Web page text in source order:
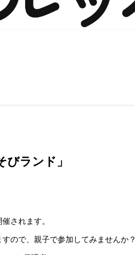
ランド」
されます。
ので、親子で参加してみませんか？